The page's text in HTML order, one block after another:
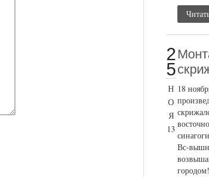
2
5
Н
О
Я
13
18
Вс-
городом!